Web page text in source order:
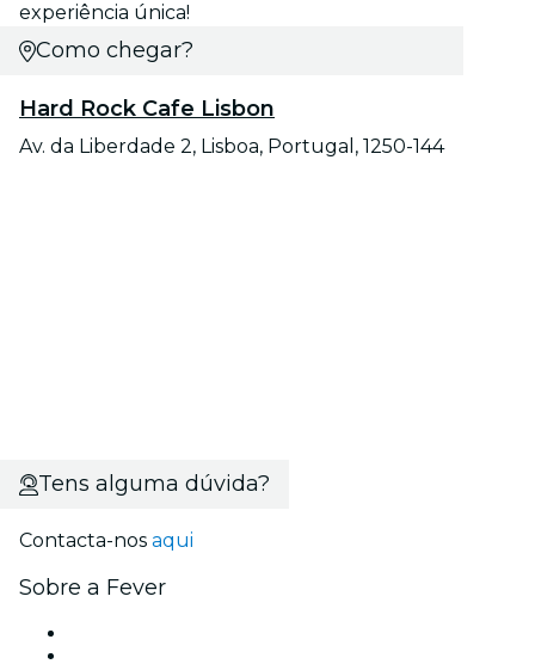
experiência única!
Como chegar?
Hard Rock Cafe Lisbon
Av. da Liberdade 2, Lisboa, Portugal, 1250-144
Tens alguma dúvida?
Contacta-nos aqui
Sobre a Fever